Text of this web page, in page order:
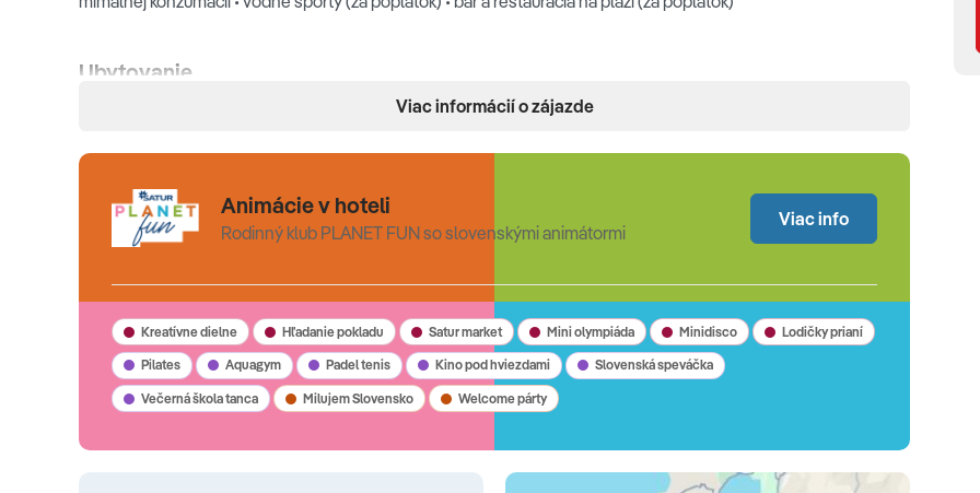
Ubytovanie
klimatizácia • kúpeľňa so sprchou a WC • sušič vlasov • SAT TV • Wi-Fi zdarma • telefón • trezor • chladnička •
kávový a čajový set • balkón alebo terasa
Typy ubytovania
alebo bočný výhľad na more) •Rodinná izba(24-28 m2, pre 2-4 osoby, 1 miestnosť, prístelka je formou
rozkladacieho lôžka, výhľad do záhrady/na bazén alebo bočný výhľad na more)
Stravovanie
Viac informácií o zájazde
Animácie v hoteli
Rodinný klub PLANET FUN so slovenskými animátormi
Viac info
Kreatívne dielne Hľadanie pokladu Satur market Mini olympiáda Minidisco Lodičky prianí
Pilates Aquagym Padel tenis Kino pod hviezdami Slovenská speváčka
Večerná škola tanca Milujem Slovensko Welcome párty